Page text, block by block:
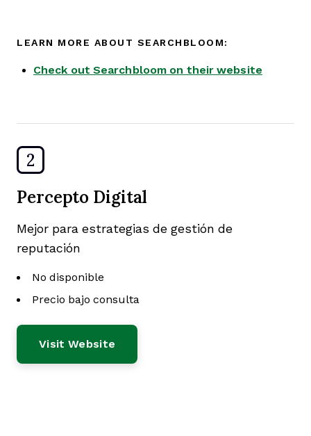
LEARN MORE ABOUT SEARCHBLOOM:
Check out Searchbloom on their website
2
Percepto Digital
Mejor para estrategias de gestión de
reputación
No disponible
Precio bajo consulta
Visit Website